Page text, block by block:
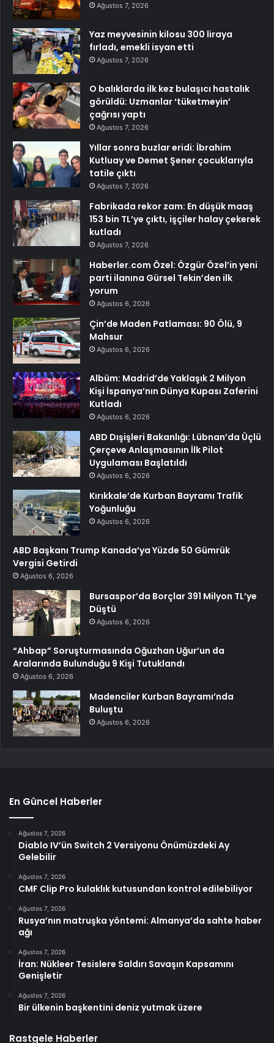
Ağustos 7, 2026
Yaz meyvesinin kilosu 300 liraya
fırladı, emekli isyan etti
Ağustos 7, 2026
O balıklarda ilk kez bulaşıcı hastalık
görüldü: Uzmanlar ‘tüketmeyin’
çağrısı yaptı
Ağustos 7, 2026
Yıllar sonra buzlar eridi: İbrahim
Kutluay ve Demet Şener çocuklarıyla
tatile çıktı
Ağustos 7, 2026
Fabrikada rekor zam: En düşük maaş
153 bin TL’ye çıktı, işçiler halay çekerek
kutladı
Ağustos 7, 2026
Haberler.com Özel: Özgür Özel’in yeni
parti ilanına Gürsel Tekin’den ilk
yorum
Ağustos 6, 2026
Çin’de Maden Patlaması: 90 Ölü, 9
Mahsur
Ağustos 6, 2026
Albüm: Madrid’de Yaklaşık 2 Milyon
Kişi İspanya’nın Dünya Kupası Zaferini
Kutladı
Ağustos 6, 2026
ABD Dışişleri Bakanlığı: Lübnan’da Üçlü
Çerçeve Anlaşmasının İlk Pilot
Uygulaması Başlatıldı
Ağustos 6, 2026
Kırıkkale’de Kurban Bayramı Trafik
Yoğunluğu
Ağustos 6, 2026
ABD Başkanı Trump Kanada’ya Yüzde 50 Gümrük
Vergisi Getirdi
Ağustos 6, 2026
Bursaspor’da Borçlar 391 Milyon TL’ye
Düştü
Ağustos 6, 2026
“Ahbap” Soruşturmasında Oğuzhan Uğur’un da
Aralarında Bulunduğu 9 Kişi Tutuklandı
Ağustos 6, 2026
Madenciler Kurban Bayramı’nda
Buluştu
Ağustos 6, 2026
En Güncel Haberler
Ağustos 7, 2026
Diablo IV’ün Switch 2 Versiyonu Önümüzdeki Ay
Gelebilir
Ağustos 7, 2026
CMF Clip Pro kulaklık kutusundan kontrol edilebiliyor
Ağustos 7, 2026
Rusya’nın matruşka yöntemi: Almanya’da sahte haber
ağı
Ağustos 7, 2026
İran: Nükleer Tesislere Saldırı Savaşın Kapsamını
Genişletir
Ağustos 7, 2026
Bir ülkenin başkentini deniz yutmak üzere
Rastgele Haberler